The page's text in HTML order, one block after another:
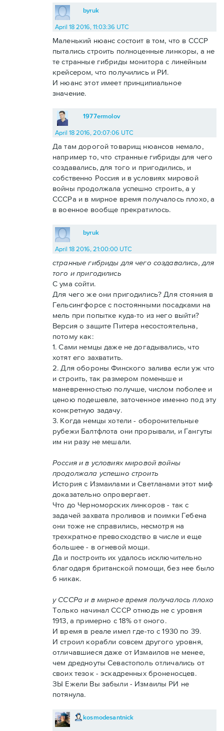
byruk
April 18 2016, 11:03:36 UTC
Маленький нюанс состоит в том, что в СССР
пытались строить полноценные линкоры, а не
те странные гибриды монитора с линейным
крейсером, что получились и РИ.
И нюанс этот имеет принципиальное
значение.
1977ermolov
April 18 2016, 20:07:06 UTC
Да там дорогой товарищ нюансов немало,
например то, что странные гибриды для чего
создавались, для того и пригодились, и
собственно Россия и в условиях мировой
войны продолжала успешно строить, а у
СССРа и в мирное время получалось плохо, а
в военное вообще прекратилось.
byruk
April 18 2016, 21:00:00 UTC
странные гибриды для чего создавались, для
того и пригодились
С ума сойти.
Для чего же они пригодились? Для стояния в
Гельсингфорсе с постоянными посадками на
мель при попытке куда-то из него выйти?
Версия о защите Питера несостоятельна,
потому как:
1. Сами немцы даже не догадывались, что
хотят его захватить.
2. Для обороны Финского залива если уж что
и строить, так размером поменьше и
маневренностью получше, числом поболее и
ценою подешевле, заточенное именно под эту
конкретную задачу.
3. Когда немцы хотели - оборонительные
рубежи Балтфлота они прорывали, и Гангуты
им ни разу не мешали.
Россия и в условиях мировой войны
продолжала успешно строить
История с Измаилами и Светланами этот миф
доказательно опровергает.
Что до Черноморских линкоров - так с
задачей захвата проливов и поимки Гебена
они тоже не справились, несмотря на
трехкратное превосходство в числе и еще
большее - в огневой мощи.
Да и построить их удалось исключительно
благодаря британской помощи, без нее было
б никак.
у СССРа и в мирное время получалось плохо
Только начинал СССР отнюдь не с уровня
1913, а примерно с 18% от оного.
И время в реале имел где-то с 1930 по 39.
И строил корабли совсем другого уровня,
отличавшиеся даже от Измаилов не менее,
чем дредноуты Севастополь отличались от
своих тезок - эскадренных броненосцев.
ЗЫ Ежели Вы забыли - Измаилы РИ не
потянула.
kosmodesantnick